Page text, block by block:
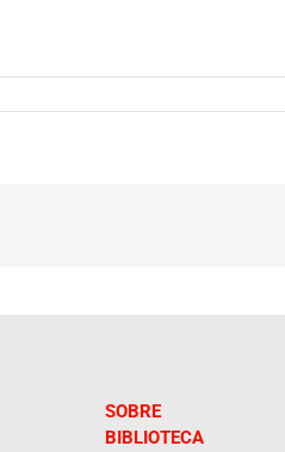
SOBRE
BIBLIOTECA